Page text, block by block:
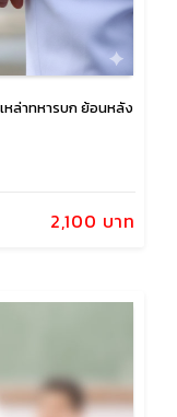
หล่าทหารบก ย้อนหลัง
2,100 บาท